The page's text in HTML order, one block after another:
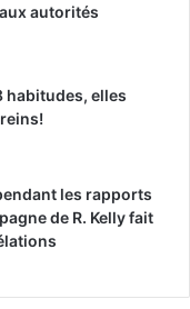
autorités
habitudes, elles
les rapports
de R. Kelly fait